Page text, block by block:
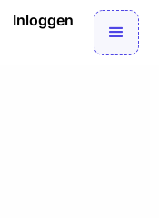
Inloggen